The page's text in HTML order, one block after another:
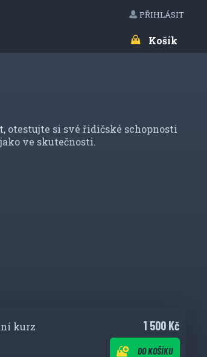
PŘIHLÁSIT
Košík
otestujte si své řidičské schopnosti
ve skutečnosti.
kurz 1 500 Kč
DO KOŠÍKU